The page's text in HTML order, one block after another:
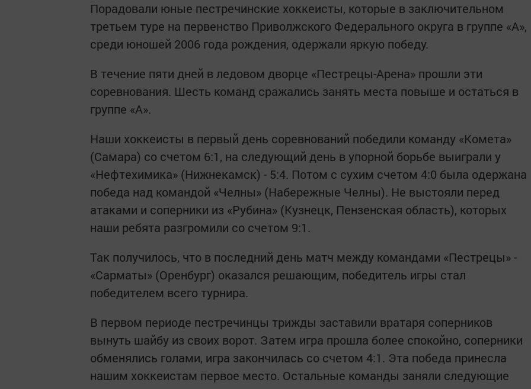
Порадовали юные пестречинские хоккеисты, которые в заключительном
третьем туре на первенство Приволжского Федерального округа в группе «А»,
среди юношей 2006 года рождения, одержали яркую победу.
В течение пяти дней в ледовом дворце «Пестрецы-Арена» прошли эти
соревнования. Шесть команд сражались занять места повыше и остаться в
группе «А».
Наши хоккеисты в первый день соревнований победили команду «Комета»
(Самара) со счетом 6:1, на следующий день в упорной борьбе выиграли у
«Нефтехимика» (Нижнекамск) - 5:4. Потом с сухим счетом 4:0 была одержана
победа над командой «Челны» (Набережные Челны). Не выстояли перед
атаками и соперники из «Рубина» (Кузнецк, Пензенская область), которых
наши ребята разгромили со счетом 9:1.
Так получилось, что в последний день матч между командами «Пестрецы» -
«Сарматы» (Оренбург) оказался решающим, победитель игры стал
победителем всего турнира.
В первом периоде пестречинцы трижды заставили вратаря соперников
вынуть шайбу из своих ворот. Затем игра прошла более спокойно, соперники
обменялись голами, игра закончилась со счетом 4:1. Эта победа принесла
нашим хоккеистам первое место. Остальные команды заняли следующие